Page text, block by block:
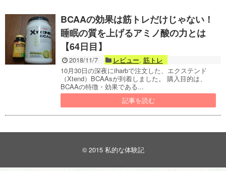
BCAAの効果は筋トレだけじゃない！
睡眠の質を上げるアミノ酸の力とは
【64日目】
2018/11/7 レビュー, 筋トレ
10月30日の深夜にiharbで注文した、エクステンド
（Xtend）BCAAsが到着しました。 購入目的は、
BCAAの特徴・効果である...
記事を読む
© 2015 私的な体験記